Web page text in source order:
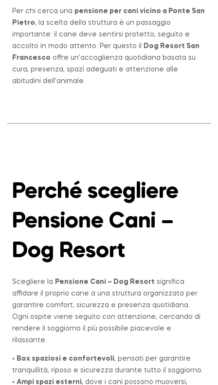
Per chi cerca una pensione per cani vicino a Ponte San
Pietro, la scelta della struttura è un passaggio
importante: il cane deve sentirsi protetto, seguito e
accolto in modo attento. Per questo il
Dog Resort San
Francesco offre un’accoglienza quotidiana basata su
cura, presenza, spazi adeguati e attenzione alle
abitudini dell’animale.
Perché scegliere
Pensione Cani –
Dog Resort
Scegliere la Pensione Cani – Dog Resort significa
affidare il proprio cane a una struttura organizzata per
garantire comfort, sicurezza e presenza quotidiana.
Ogni ospite viene seguito con attenzione, cercando di
rendere il soggiorno il più possibile piacevole e
rilassante.
• Box spaziosi e confortevoli, pensati per garantire
tranquillità, riposo e sicurezza durante tutto il soggiorno.
• Ampi spazi esterni, dove i cani possono muoversi,